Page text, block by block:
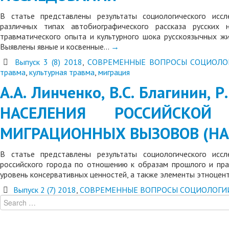
В статье представлены результаты социологического
различных типах автобиографического рассказа
травматического опыта и культурного шока русскоязычных
Выявлены явные и косвенные… →
Выпуск 3 (8) 2018, СОВРЕМЕННЫЕ ВОПРОСЫ
травма, культурная травма, миграция
А.А. Линченко, В.С.
НАСЕЛЕНИЯ
МИГРАЦИОННЫХ ВЫЗОВОВ
В статье представлены результаты социологического
российского города по отношению к образам прошлого и
уровень консервативных ценностей, а также элементы
Выпуск 2 (7) 2018,СОВРЕМЕННЫЕ ВОПРОСЫ